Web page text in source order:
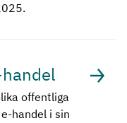
offentliga
handel i sin